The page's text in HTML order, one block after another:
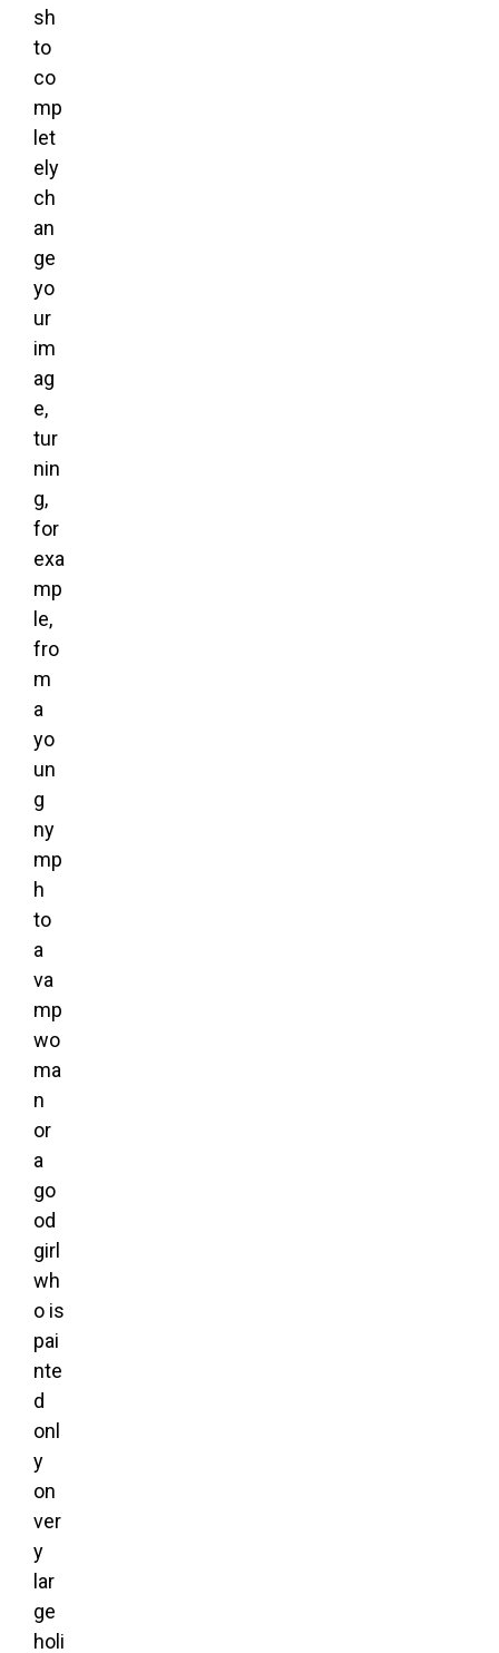
sh
to
co
mp
let
ely
ch
an
ge
yo
ur
im
ag
e,
tur
nin
g,
for
exa
mp
le,
fro
m
a
yo
un
g
ny
mp
h
to
a
va
mp
wo
ma
n
or
a
go
od
girl
wh
o is
pai
nte
d
onl
y
on
ver
y
lar
ge
holi